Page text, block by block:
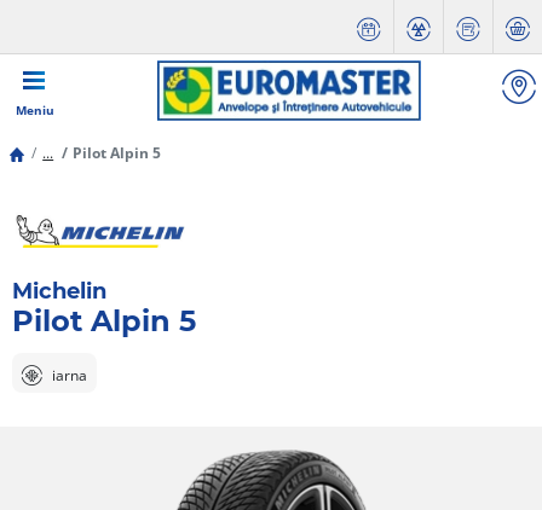
Meniu
... Pilot Alpin 5
Michelin
Pilot Alpin 5
iarna